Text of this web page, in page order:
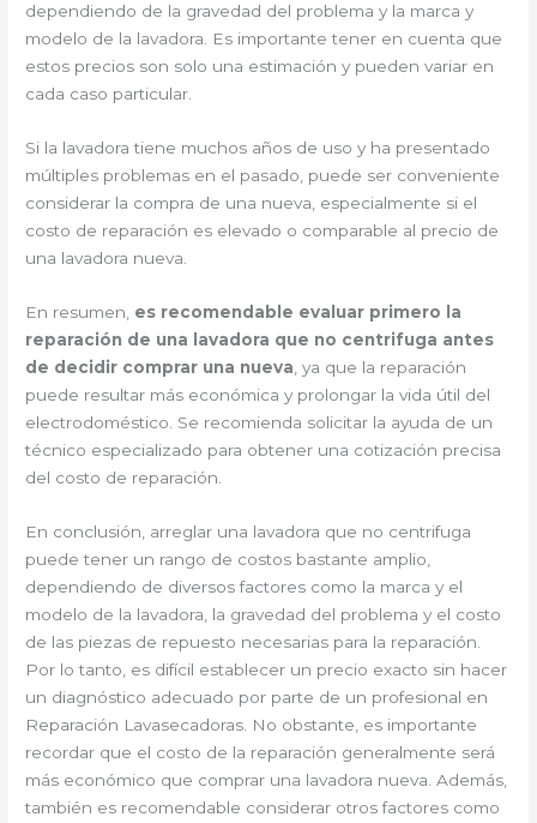
dependiendo de la gravedad del problema y la marca y
modelo de la lavadora. Es importante tener en cuenta que
estos precios son solo una estimación y pueden variar en
cada caso particular.
Si la lavadora tiene muchos años de uso y ha presentado
múltiples problemas en el pasado, puede ser conveniente
considerar la compra de una nueva, especialmente si el
costo de reparación es elevado o comparable al precio de
una lavadora nueva.
En resumen, es recomendable evaluar primero la
reparación de una lavadora que no centrifuga antes
de decidir comprar una nueva , ya que la reparación
puede resultar más económica y prolongar la vida útil del
electrodoméstico. Se recomienda solicitar la ayuda de un
técnico especializado para obtener una cotización precisa
del costo de reparación.
En conclusión, arreglar una lavadora que no centrifuga
puede tener un rango de costos bastante amplio,
dependiendo de diversos factores como la marca y el
modelo de la lavadora, la gravedad del problema y el costo
de las piezas de repuesto necesarias para la reparación.
Por lo tanto, es difícil establecer un precio exacto sin hacer
un diagnóstico adecuado por parte de un profesional en
Reparación Lavasecadoras. No obstante, es importante
recordar que el costo de la reparación generalmente será
más económico que comprar una lavadora nueva. Además,
también es recomendable considerar otros factores como